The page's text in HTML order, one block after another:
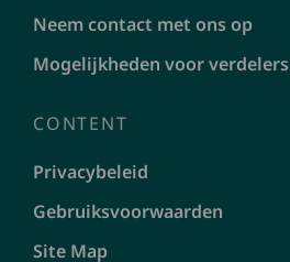
Neem contact met ons op
Mogelijkheden voor verdelers
CONTENT
Privacybeleid
Gebruiksvoorwaarden
Site Map